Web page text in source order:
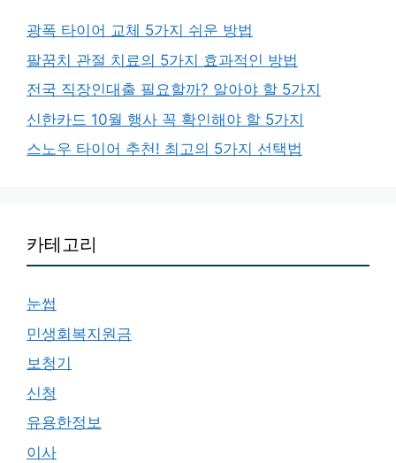
광폭 타이어 교체 5가지 쉬운 방법
팔꿈치 관절 치료의 5가지 효과적인 방법
전국 직장인대출 필요할까? 알아야 할 5가지
신한카드 10월 행사 꼭 확인해야 할 5가지
스노우 타이어 추천! 최고의 5가지 선택법
카테고리
눈썹
민생회복지원금
보청기
신청
유용한정보
이사